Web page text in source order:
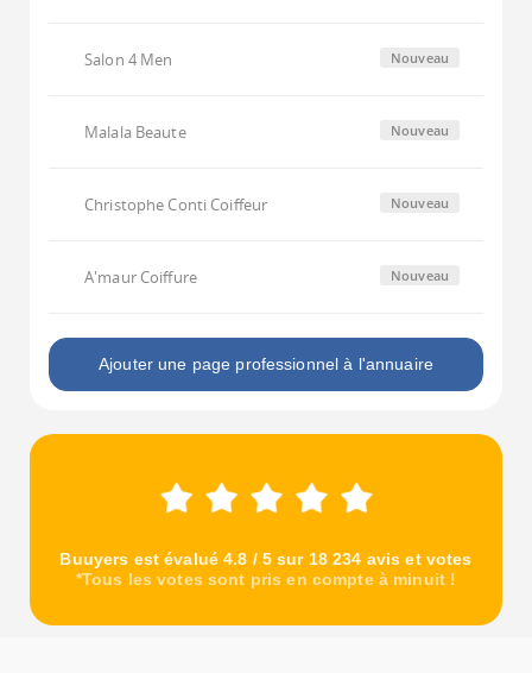
Salon 4 Men Nouveau
Malala Beaute Nouveau
Christophe Conti Coiffeur Nouveau
A'maur Coiffure Nouveau
Ajouter une page professionnel à l'annuaire
Buuyers est évalué 4.8 / 5 sur 18 234 avis et votes
*Tous les votes sont pris en compte à minuit !